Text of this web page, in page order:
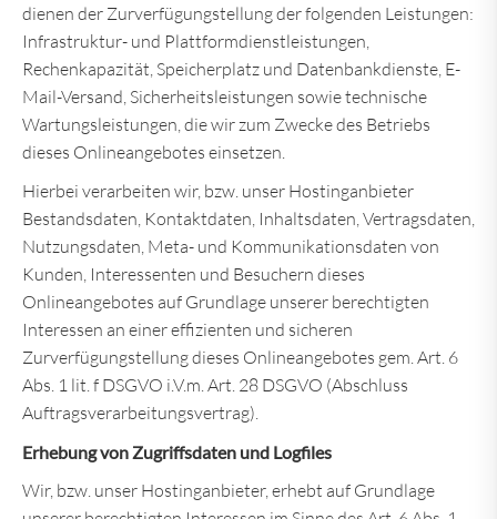
dienen der Zurverfügungstellung der folgenden Leistungen:
Infrastruktur- und Plattformdienstleistungen,
Rechenkapazität, Speicherplatz und Datenbankdienste, E-
Mail-Versand, Sicherheitsleistungen sowie technische
Wartungsleistungen, die wir zum Zwecke des Betriebs
dieses Onlineangebotes einsetzen.
Hierbei verarbeiten wir, bzw. unser Hostinganbieter
Bestandsdaten, Kontaktdaten, Inhaltsdaten, Vertragsdaten,
Nutzungsdaten, Meta- und Kommunikationsdaten von
Kunden, Interessenten und Besuchern dieses
Onlineangebotes auf Grundlage unserer berechtigten
Interessen an einer effizienten und sicheren
Zurverfügungstellung dieses Onlineangebotes gem. Art. 6
Abs. 1 lit. f DSGVO i.V.m. Art. 28 DSGVO (Abschluss
Auftragsverarbeitungsvertrag).
Erhebung von Zugriffsdaten und Logfiles
Wir, bzw. unser Hostinganbieter, erhebt auf Grundlage